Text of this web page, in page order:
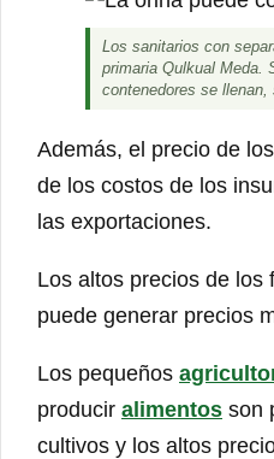
Los sanitarios con
primaria Qulkual Meda.
contenedores se
Además, el precio de los
de los costos de los
las exportaciones.
Los altos precios de los
puede generar precios
Los pequeños
producir alimentos son
cultivos y los altos